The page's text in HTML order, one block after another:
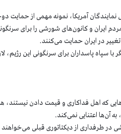
در مجلس نمایندگان آمریکا، نمونه مهمی
ایران و کانون‌های شورشی را برای
در ایران حمایت می‌کنند.
سپاه پاسداران برای سرنگونی این رژیم،
که اهل فداکاری و قیمت دادن
آن‌ها اعتنایی نمی‌کند.
در طرفداری از دیکتاتوری قبلی